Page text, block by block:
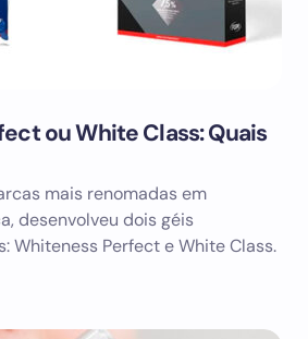
ou White Class: Quais
mais renomadas em
desenvolveu dois géis
Whiteness Perfect e White Class.